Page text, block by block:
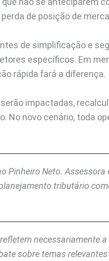
de posição de
de simplificação e
específicos. Em
rápida fará a diferença.
impactadas,
novo cenário, toda
Pinheiro Neto.
tributário
necessariamente
sobre temas